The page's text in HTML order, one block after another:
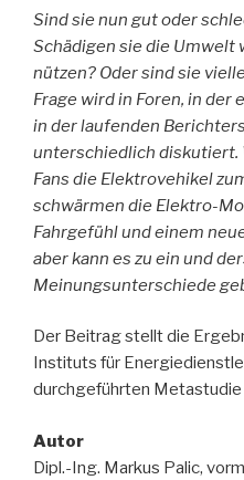
Sind sie nun gut oder
Schädigen sie die Umwelt
nützen? Oder sind sie
Frage wird in Foren, in
in der laufenden
unterschiedlich diskutiert.
Fans die Elektrovehikel
schwärmen die Elektro-
Fahrgefühl und einem
aber kann es zu ein und
Meinungsunterschiede
Der Beitrag stellt die
Instituts für
durchgeführten Metastudie
Autor
Dipl.-Ing. Markus Palic,